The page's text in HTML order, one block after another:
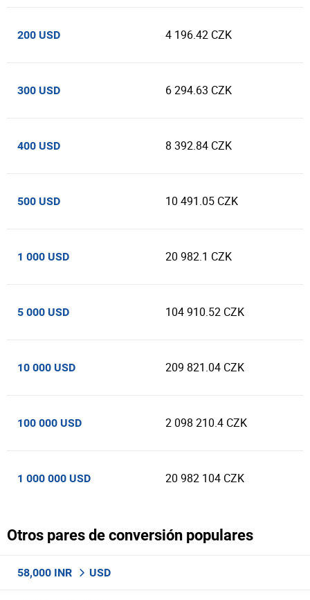
200 USD 4 196.42 CZK
300 USD 6 294.63 CZK
400 USD 8 392.84 CZK
500 USD 10 491.05 CZK
1 000 USD 20 982.1 CZK
5 000 USD 104 910.52 CZK
10 000 USD 209 821.04 CZK
100 000 USD 2 098 210.4 CZK
1 000 000 USD 20 982 104 CZK
Otros pares de conversión populares
58,000 INR USD